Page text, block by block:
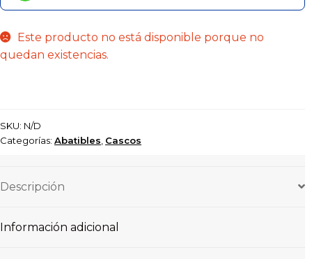
Este producto no está disponible porque no
quedan existencias.
SKU: N/D
Categorías: Abatibles Cascos
Descripción
Información adicional